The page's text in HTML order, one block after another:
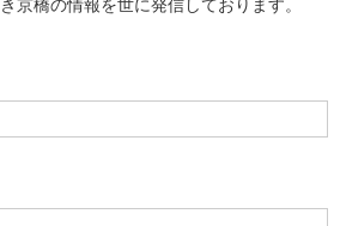
京橋の情報を世に発信しております。